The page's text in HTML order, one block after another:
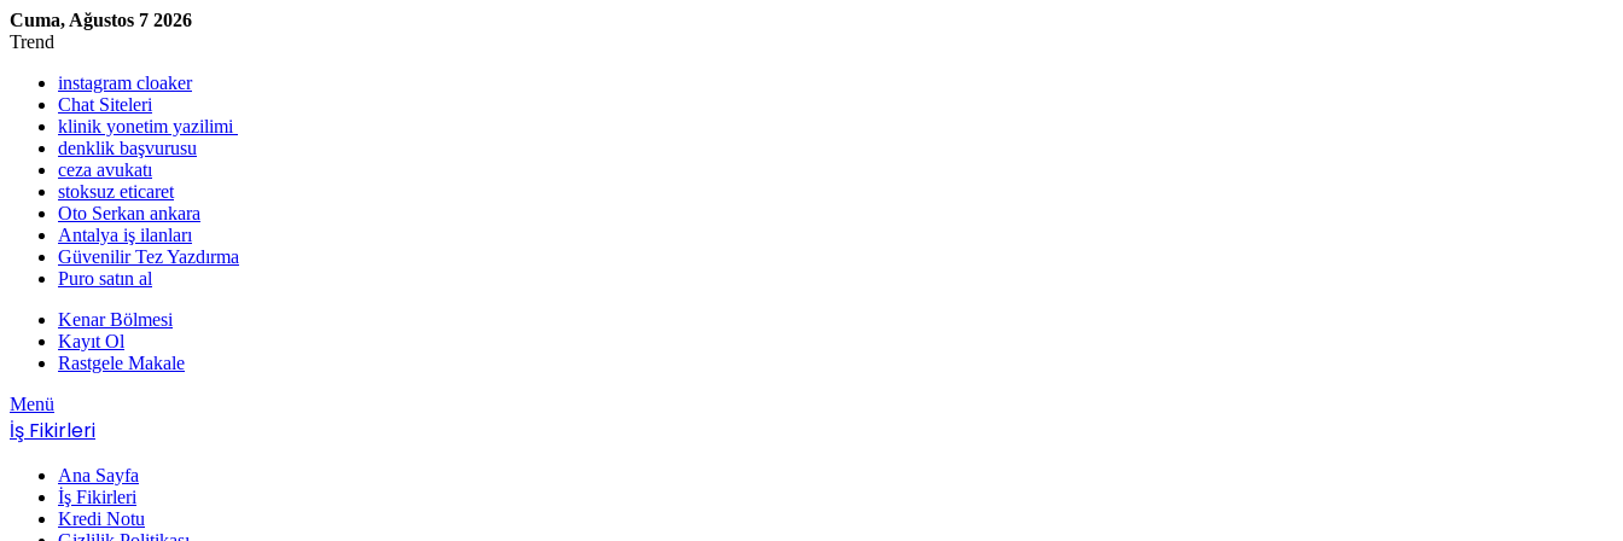
Cuma, Ağustos 7 2026
Trend
instagram cloaker
Chat Siteleri
klinik yonetim yazilimi
denklik başvurusu
ceza avukatı
stoksuz eticaret
Oto Serkan ankara
Antalya iş ilanları
Güvenilir Tez Yazdırma
Puro satın al
Kenar Bölmesi
Kayıt Ol
Rastgele Makale
Menü
İş Fikirleri
Ana Sayfa
İş Fikirleri
Kredi Notu